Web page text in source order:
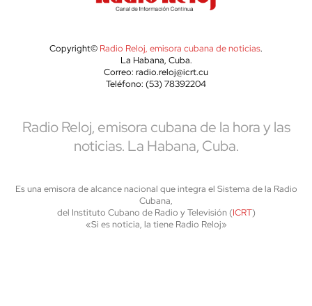
Copyright© Radio Reloj, emisora cubana de noticias.
La Habana, Cuba.
Correo: radio.reloj@icrt.cu
Teléfono: (53) 78392204
Radio Reloj, emisora cubana de la hora y las
noticias. La Habana, Cuba.
Es una emisora de alcance nacional que integra el Sistema de la Radio
Cubana,
del Instituto Cubano de Radio y Televisión (ICRT)
«Si es noticia, la tiene Radio Reloj»